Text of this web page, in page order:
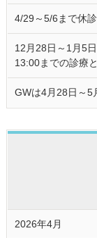
4/29～5/6まで休診
12月28日～1月5
13:00までの診療
GWは4月28日～5
2026年4月